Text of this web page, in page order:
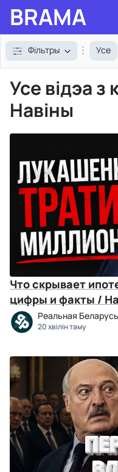
BRAMA
Фільтры
Усе
Усе відэа з
Навіны
Что скрывает
цифры и факты /
Реальная Беларусь
20 хвілін таму